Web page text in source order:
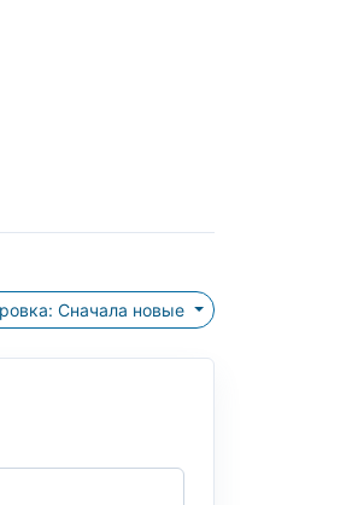
Сортировка: Сначала новые